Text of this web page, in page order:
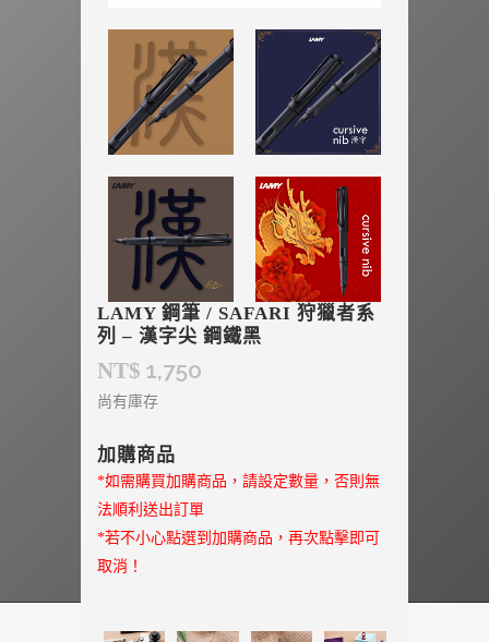
LAMY 鋼筆 / SAFARI 狩獵者系
列 – 漢字尖 鋼鐵黑
NT$ 1,750
尚有庫存
加購商品
*如需購買加購商品，請設定數量，否則無
法順利送出訂單
*若不小心點選到加購商品，再次點擊即可
取消！